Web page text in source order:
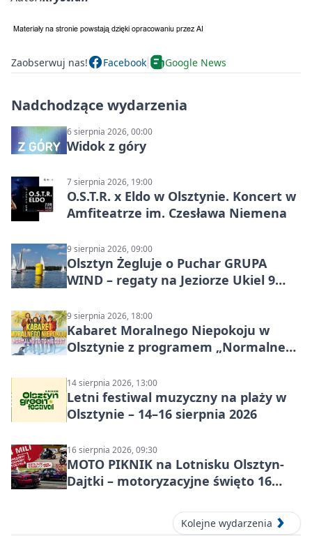
Zaobserwuj nas! Facebook Google News
Nadchodzące wydarzenia
6 sierpnia 2026, 00:00
Widok z góry
7 sierpnia 2026, 19:00
O.S.T.R. x Eldo w Olsztynie. Koncert w
Amfiteatrze im. Czesława Niemena
9 sierpnia 2026, 09:00
Olsztyn Żegluje o Puchar GRUPA
WIND – regaty na Jeziorze Ukiel 9
9 sierpnia 2026, 18:00
Kabaret Moralnego Niepokoju w
Olsztynie z programem „Normalne
14 sierpnia 2026, 13:00
Letni festiwal muzyczny na plaży w
Olsztynie – 14–16 sierpnia 2026
16 sierpnia 2026, 09:30
MOTO PIKNIK na Lotnisku Olsztyn-
Dajtki – motoryzacyjne święto 16
Kolejne wydarzenia